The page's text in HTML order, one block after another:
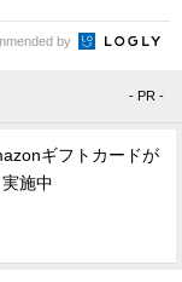
by
- PR -
ギフトカードが
施中